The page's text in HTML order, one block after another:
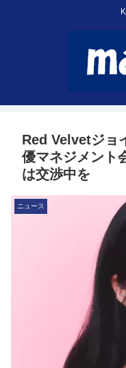
Red Velvetジョ
優マネジメント
は交渉中を
ニュース